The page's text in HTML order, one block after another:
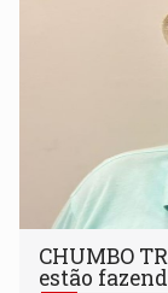
CHUMBO
estão